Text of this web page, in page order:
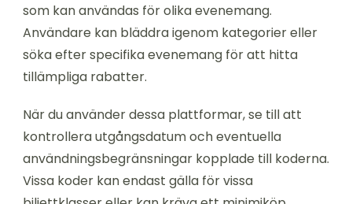
som kan användas för olika evenemang.
Användare kan bläddra igenom kategorier eller
söka efter specifika evenemang för att hitta
tillämpliga rabatter.
När du använder dessa plattformar, se till att
kontrollera utgångsdatum och eventuella
användningsbegränsningar kopplade till koderna.
Vissa koder kan endast gälla för vissa